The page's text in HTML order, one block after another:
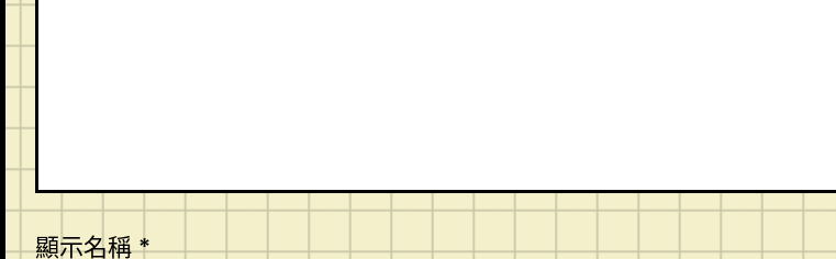
顯示名稱*